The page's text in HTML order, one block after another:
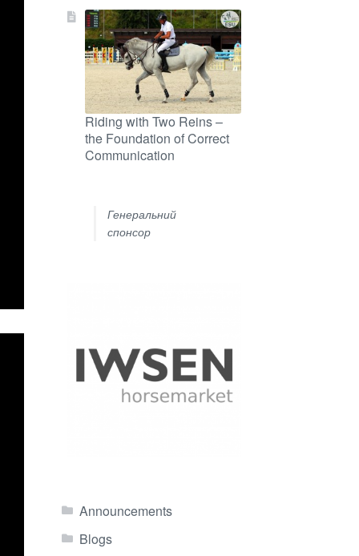
Riding with Two Reins –
the Foundation of Correct
Communication
Генеральний
спонсор
Announcements
Blogs